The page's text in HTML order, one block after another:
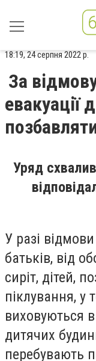
18:19, 24 серпня 2022 р.
За
евакуації
Уряд
У разі
батьків, від
сиріт, дітей,
піклування, у
виховуються
дитячих
перебувають